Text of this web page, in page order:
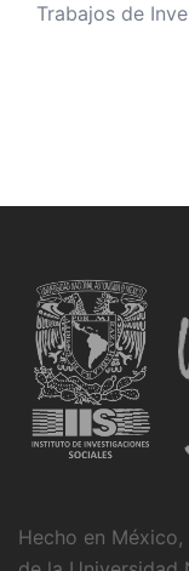
Trabajos de
Hecho en